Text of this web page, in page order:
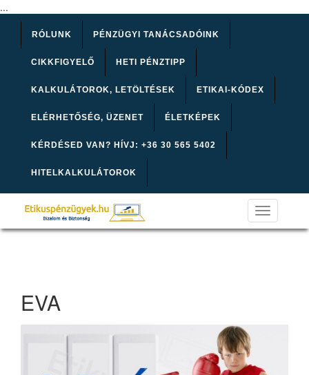
...
RÓLUNK PÉNZÜGYI TANÁCSADÓINK
CIKKFIGYELŐ HETI PÉNZTIPP
KALKULÁTOROK, LETÖLTÉSEK ETIKAI-KÓDEX
ELÉRHETŐSÉG, ÜZENET ÉLETKÉPEK
KÉRDÉSED VAN? HÍVJ: +36 30 565 5402
HITELKALKULÁTOROK
Toggle
navigation
EVA